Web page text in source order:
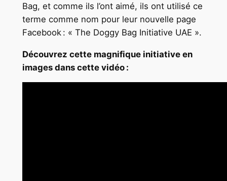
Bag, et comme ils l’ont aimé, ils ont utilisé ce
terme comme nom pour leur nouvelle page
Facebook : « The Doggy Bag Initiative UAE ».
Découvrez cette magnifique initiative en
images dans cette vidéo :